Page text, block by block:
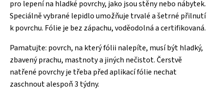
pro lepení na hladké povrchy, jako jsou stěny nebo nábytek.
Speciálně vybrané lepidlo umožňuje trvalé a šetrné přilnutí
k povrchu. Fólie je bez zápachu, voděodolná a certifikovaná.
Pamatujte: povrch, na který fólii nalepíte, musí být hladký,
zbavený prachu, mastnoty a jiných nečistot. Čerstvě
natřené povrchy je třeba před aplikací fólie nechat
zaschnout alespoň 3 týdny.